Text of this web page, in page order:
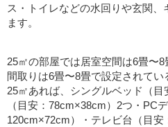
ス・トイレなどの水回りや玄関、
ます。
25㎡の部屋では居室空間は6畳〜
間取りは6畳〜8畳で設定されてい
25㎡あれば、シングルベッド（
（目安：78cm×38cm）2つ・PC
120cm×72cm）・テレビ台（目